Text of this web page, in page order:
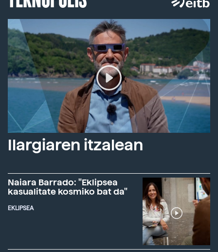
Ilargiaren itzalean
Naiara Barrado: "Eklipsea
kasualitate kosmiko bat da"
EKLIPSEA